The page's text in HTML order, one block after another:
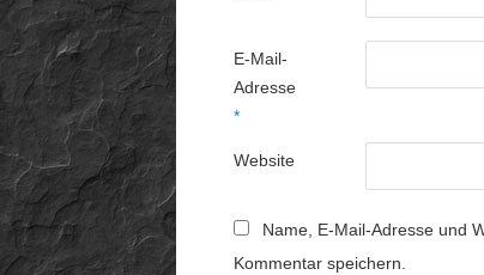
E-Mail-
Adresse
*
Website
Name, E-Mail-Adresse und
Kommentar speichern.